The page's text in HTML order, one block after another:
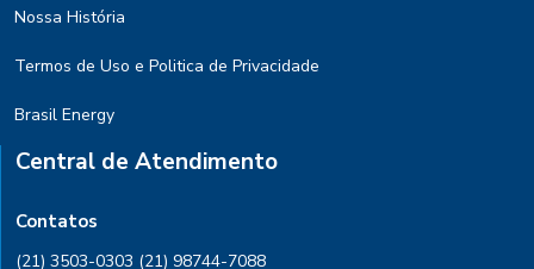
Nossa História
Termos de Uso e Politica de Privacidade
Brasil Energy
Central de Atendimento
Contatos
(21) 3503-0303 (21) 98744-7088